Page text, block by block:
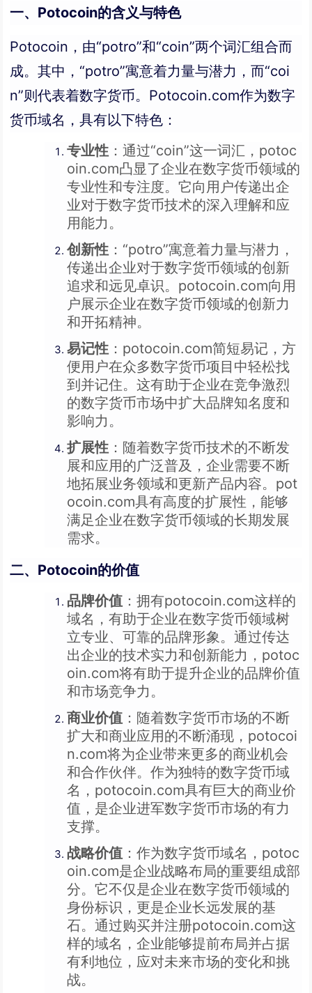
一、Potocoin的含义与特色
Potocoin，由“potro”和“coin”两个词汇组合而
成。其中，“potro”寓意着力量与潜力，而“coi
n”则代表着数字货币。Potocoin.com作为数字
货币域名，具有以下特色：
专业性 ：通过“coin”这一词汇，potoc
oin.com凸显了企业在数字货币领域的
专业性和专注度。它向用户传递出企
业对于数字货币技术的深入理解和应
用能力。
创新性 ：“potro”寓意着力量与潜力，
传递出企业对于数字货币领域的创新
追求和远见卓识。potocoin.com向用
户展示企业在数字货币领域的创新力
和开拓精神。
易记性 ：potocoin.com简短易记，方
便用户在众多数字货币项目中轻松找
到并记住。这有助于企业在竞争激烈
的数字货币市场中扩大品牌知名度和
影响力。
扩展性 ：随着数字货币技术的不断发
展和应用的广泛普及，企业需要不断
地拓展业务领域和更新产品内容。pot
ocoin.com具有高度的扩展性，能够
满足企业在数字货币领域的长期发展
需求。
二、Potocoin的价值
品牌价值 ：拥有potocoin.com这样的
域名，有助于企业在数字货币领域树
立专业、可靠的品牌形象。通过传达
出企业的技术实力和创新能力，potoc
oin.com将有助于提升企业的品牌价值
和市场竞争力。
商业价值 ：随着数字货币市场的不断
扩大和商业应用的不断涌现，potocoi
n.com将为企业带来更多的商业机会
和合作伙伴。作为独特的数字货币域
名，potocoin.com具有巨大的商业价
值，是企业进军数字货币市场的有力
支撑。
战略价值 ：作为数字货币域名，potoc
oin.com是企业战略布局的重要组成部
分。它不仅是企业在数字货币领域的
身份标识，更是企业长远发展的基
石。通过购买并注册potocoin.com这
样的域名，企业能够提前布局并占据
有利地位，应对未来市场的变化和挑
战。